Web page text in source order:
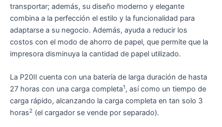
transportar; además, su diseño moderno y elegante
combina a la perfección el estilo y la funcionalidad para
adaptarse a su negocio. Además, ayuda a reducir los
costos con el modo de ahorro de papel, que permite que la
impresora disminuya la cantidad de papel utilizado.
La P20II cuenta con una batería de larga duración de hasta
27 horas con una carga completa1, así como un tiempo de
carga rápido, alcanzando la carga completa en tan solo 3
horas2 (el cargador se vende por separado).